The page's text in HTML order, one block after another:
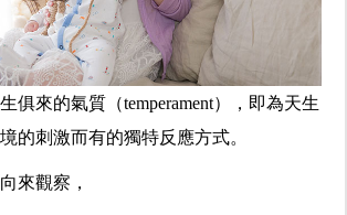
俱來的氣質（temperament），即為天生
的刺激而有的獨特反應方式。
來觀察，